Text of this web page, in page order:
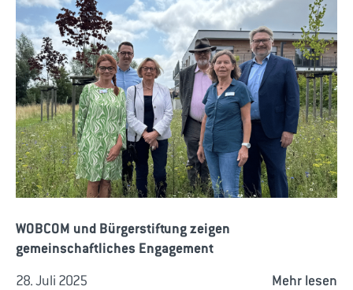
WOBCOM und Bürgerstiftung zeigen
gemeinschaftliches Engagement
28. Juli 2025 Mehr lesen